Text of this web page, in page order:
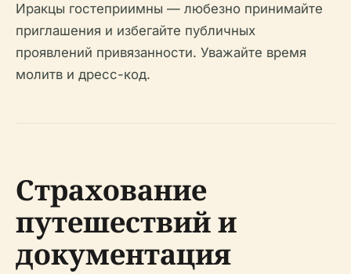
Иракцы гостеприимны — любезно принимайте
приглашения и избегайте публичных
проявлений привязанности. Уважайте время
молитв и дресс-код.
Страхование
путешествий и
документация